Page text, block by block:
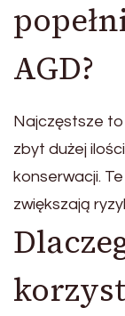
AGD?
Najczęstsze
zbyt dużej
konserwacji.
zwiększają